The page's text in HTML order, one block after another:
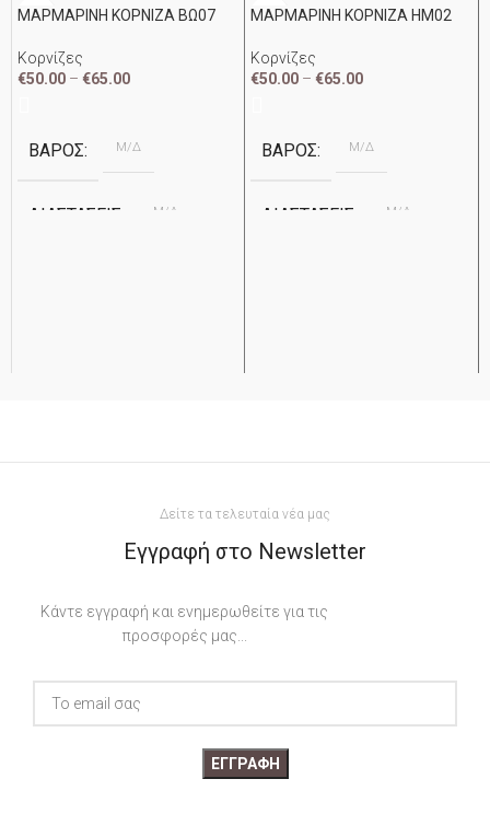
ΜΑΡΜΑΡΙΝΗ ΚΟΡΝΙΖΑ ΒΩ07
Κορνίζες
€50.00 – €65.00
ΒΆΡΟΣ Μ/Δ
ΔΙΑΣΤΆΣΕΙΣ Μ/Δ
30x40cm
ΜΑΡΜΑΡΙΝΗ ΚΟΡΝΙΖΑ ΗΜ02
Κορνίζες
€50.00 – €65.00
ΒΆΡΟΣ Μ/Δ
ΔΙΑΣΤΆΣΕΙΣ Μ/Δ
ΠΆΧΟΣ
ΔΙΆΣΤΑΣΗ
Δείτε τα τελευταία νέα μας
Εγγραφή στο Newsletter
Κάντε εγγραφή και ενημερωθείτε για τις
προσφορές μας...